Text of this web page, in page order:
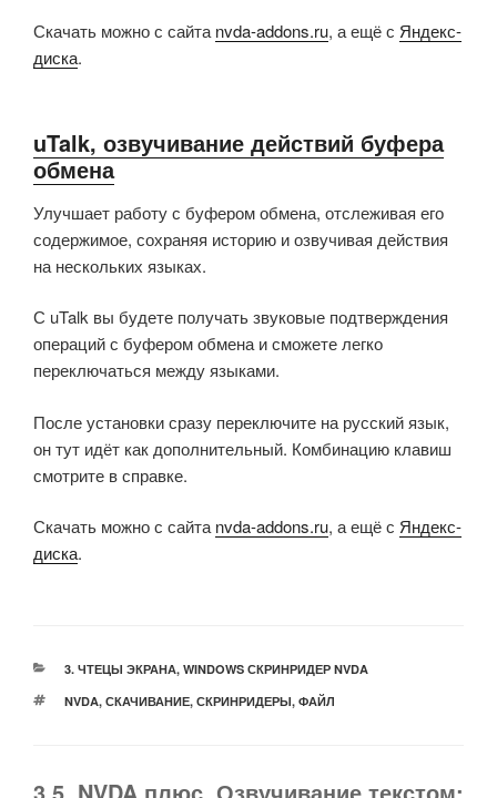
Скачать можно с сайтаnvda-addons.ru, а ещё с Яндекс-
диска.
uTalk, озвучивание действий буфера
обмена
Улучшает работу с буфером обмена, отслеживая его
содержимое, сохраняя историю и озвучивая действия
на нескольких языках.
С uTalk вы будете получать звуковые подтверждения
операций с буфером обмена и сможете легко
переключаться между языками.
После установки сразу переключите на русский язык,
он тут идёт как дополнительный. Комбинацию клавиш
смотрите в справке.
Скачать можно с сайтаnvda-addons.ru, а ещё с Яндекс-
диска.
РУБРИКИ
3. ЧТЕЦЫ ЭКРАНА, WINDOWS СКРИНРИДЕР NVDA
МЕТКИ
NVDA, СКАЧИВАНИЕ, СКРИНРИДЕРЫ, ФАЙЛ